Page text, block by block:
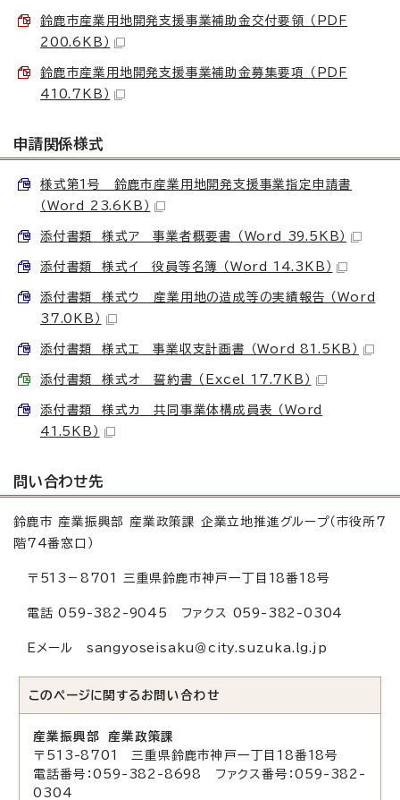
鈴鹿市産業用地開発支援事業補助金交付要領 （PDF
200.6KB）
鈴鹿市産業用地開発支援事業補助金募集要項 （PDF
410.7KB）
申請関係様式
様式第1号 鈴鹿市産業用地開発支援事業指定申請書
（Word 23.6KB）
添付書類 様式ア 事業者概要書 （Word 39.5KB）
添付書類 様式イ 役員等名簿 （Word 14.3KB）
添付書類 様式ウ 産業用地の造成等の実績報告 （Word
37.0KB）
添付書類 様式エ 事業収支計画書 （Word 81.5KB）
添付書類 様式オ 誓約書 （Excel 17.7KB）
添付書類 様式カ 共同事業体構成員表 （Word
41.5KB）
問い合わせ先
鈴鹿市 産業振興部 産業政策課 企業立地推進グループ（市役所7
階74番窓口）
〒513－8701 三重県鈴鹿市神戸一丁目18番18号
電話 059-382-9045 ファクス 059-382-0304
Eメール sangyoseisaku＠city.suzuka.lg.jp
このページに関する お問い合わせ
産業振興部 産業政策課
〒513-8701 三重県鈴鹿市神戸一丁目18番18号
電話番号：059-382-8698 ファクス番号：059-382-
0304